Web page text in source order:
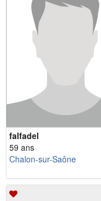
falfadel
59 ans
Chalon-sur-Saône